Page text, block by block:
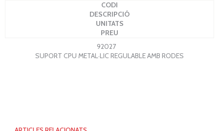
CODI
DESCRIPCIÓ
UNITATS
PREU
92027
SUPORT CPU METAL·LIC REGULABLE AMB RODES